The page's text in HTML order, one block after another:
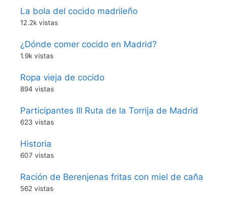
La bola del cocido madrileño
12.2k vistas
¿Dónde comer cocido en Madrid?
1.9k vistas
Ropa vieja de cocido
894 vistas
Participantes III Ruta de la Torrija de Madrid
623 vistas
Historia
607 vistas
Ración de Berenjenas fritas con miel de caña
562 vistas